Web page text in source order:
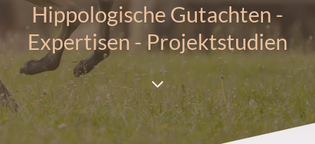
Hippologische Gutachten -
Expertisen - Projektstudien